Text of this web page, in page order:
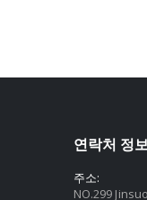
연락처 정
주소:
NO.299